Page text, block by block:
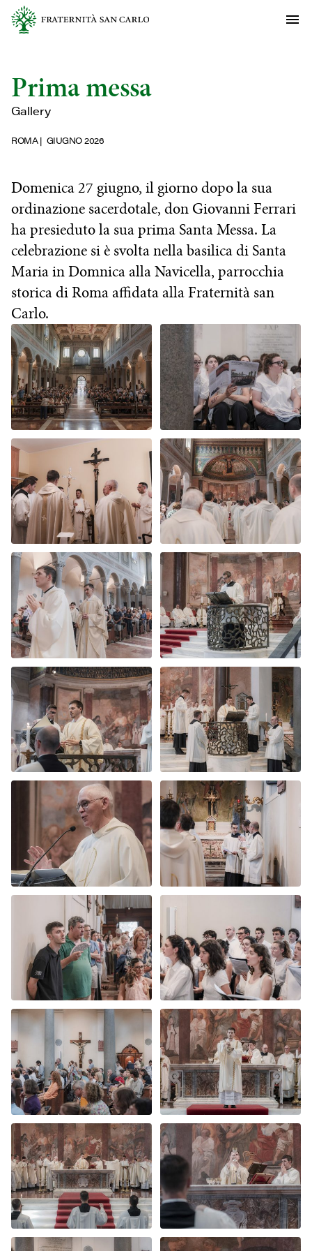
Prima messa
Gallery
ROMA GIUGNO 2026
Domenica 27 giugno, il giorno dopo la sua
ordinazione sacerdotale, don Giovanni Ferrari
ha presieduto la sua prima Santa Messa. La
celebrazione si è svolta nella basilica di Santa
Maria in Domnica alla Navicella, parrocchia
storica di Roma affidata alla Fraternità san
Carlo.